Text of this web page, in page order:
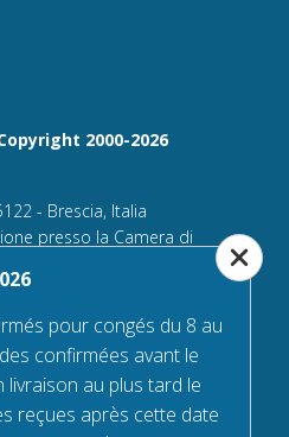
2000-2026
- Brescia, Italia
presso la Camera di
versato Euro 25.000,00.
pour congés du 8 au
confirmées avant le
au plus tard le
reçues après cette date